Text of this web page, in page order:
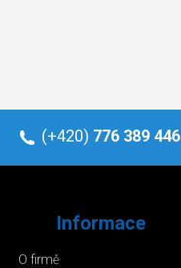
(+420) 776 389 446
Informace
O firmě